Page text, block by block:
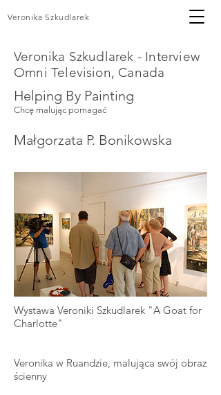
Veronika Szkudlarek
Veronika Szkudlarek - Interview
Omni Television, Canada
Helping By Painting
Chcę malując pomagać
Małgorzata P. Bonikowska
Wystawa Veroniki Szkudlarek "A Goat for
Charlotte"
Veronika w Ruandzie, malująca swój obraz
ścienny